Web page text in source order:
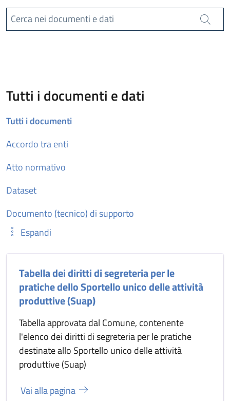
Cerca nei documenti e dati
Cerca
Tutti i documenti e dati
Tutti i documenti
Accordo tra enti
Atto normativo
Dataset
Documento (tecnico) di supporto
Espandi
Tabella dei diritti di segreteria per le
pratiche dello Sportello unico delle attività
produttive (Suap)
Tabella approvata dal Comune, contenente
l'elenco dei diritti di segreteria per le pratiche
destinate allo Sportello unico delle attività
produttive (Suap)
Vai alla pagina